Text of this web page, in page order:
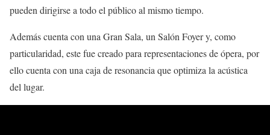
pueden dirigirse a todo el público al mismo tiempo.
Además cuenta con una Gran Sala, un Salón Foyer y, como
particularidad, este fue creado para representaciones de ópera, por
ello cuenta con una caja de resonancia que optimiza la acústica
del lugar.